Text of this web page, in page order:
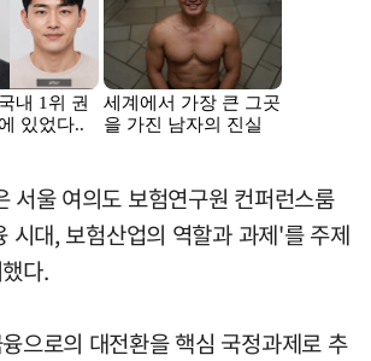
서울 여의도 보험연구원 컨퍼런스룸
시대, 보험산업의 역할과 과제'를 주제
다.
으로의 대전환을 핵심 국정과제로 추